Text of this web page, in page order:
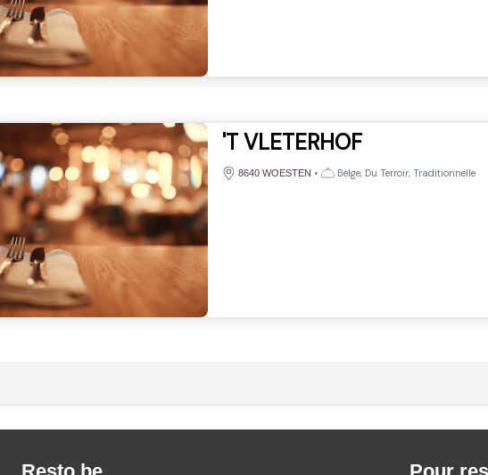
'T VLETERHOF
8640 WOESTEN • Belge, Du Terroir, Traditionnelle